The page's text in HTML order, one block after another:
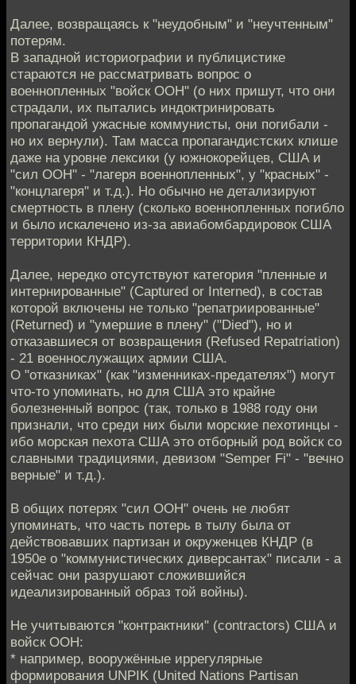
Далее, возвращаясь к "неудобным" и "неучтенным"
потерям.
В западной историографии и публицистике
стараются не рассматривать вопрос о
военнопленных "войск ООН" (о них пришут, что они
страдали, их пытались индоктринировать
пропагандой ужасные коммунисты, они погибали -
но их вернули). Там масса пропагандистских клише
даже на уровне лексики (у южнокорейцев, США и
"сил ООН" - "лагеря военнопленных", у "красных" -
"концлагеря" и т.д.). Но обычно не детализируют
смертность в плену (сколько военнопленных погибло
и было искалечено из-за авиабомбардировок США
территории КНДР).
Далее, нередко отсутствуют категория "пленные и
интернированные" (Captured or Interned), в состав
которой включены не только "репатриированные"
(Returned) и "умершие в плену" ("Died"), но и
отказавшиеся от возвращения (Refused Repatriation)
- 21 военнослужащих армии США.
О "отказниках" (как "изменниках-предателях") могут
что-то упоминать, но для США это крайне
болезненный вопрос (так, только в 1988 году они
признали, что среди них были морские пехотинцы -
ибо морская пехота США это отборный род войск со
славными традициями, девизом "Semper Fi" - "вечно
верные" и т.д.).
В общих потерях "сил ООН" очень не любят
упоминать, что часть потерь в тылу была от
действовавших партизан и окруженцев КНДР (в
1950е о "коммунистических диверсантах" писали - а
сейчас они разрушают сложившийся
идеализированный образ той войны).
Не учитываются "контрактники" (contractors) США и
войск ООН:
* например, вооружённые иррегулярные
формирования UNPIK (United Nations Partisan